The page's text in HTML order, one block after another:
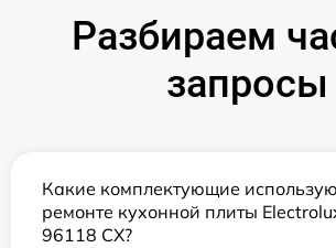
Разбираем
запросы
Какие комплектующие
ремонте кухонной плиты
96118 CX?